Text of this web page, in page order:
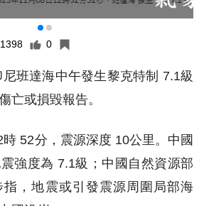
1398 0
班達海中午發生黎克特制 7.1級
亡或損毀報告。
52分，震源深度 10公里。中國
強度為 7.1級；中國自然資源部
，地震或引發震源周圍局部海